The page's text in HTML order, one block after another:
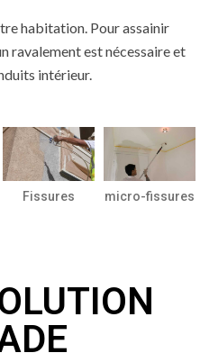
habitation. Pour assainir
ravalement est nécessaire et
intérieur.
Fissures micro-fissures